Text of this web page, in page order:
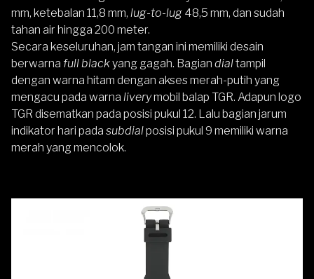
mm, ketebalan 11,8 mm, lug-to-lug 48,5 mm, dan sudah
tahan air hingga 200 meter.
Secara keseluruhan, jam tangan ini memiliki desain
berwarna full blackyang gagah. Bagian dialtampil
dengan warna hitam dengan akses merah-putih yang
mengacu pada warna liverymobil balap TGR. Adapun logo
TGR disematkan pada posisi pukul 12. Lalu bagian jarum
indikator hari pada subdialposisi pukul 9 memiliki warna
merah yang mencolok.